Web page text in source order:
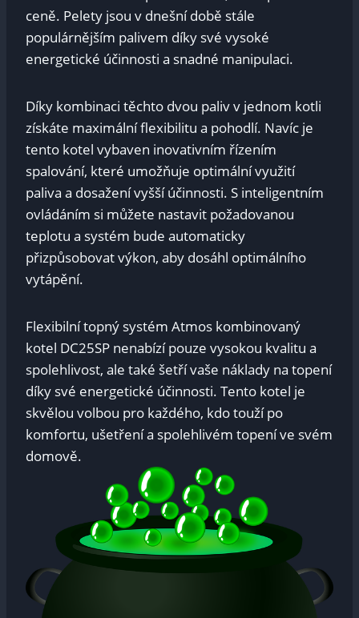
ceně. Pelety jsou v dnešní době stále
populárnějším palivem díky své vysoké
energetické účinnosti a snadné manipulaci.
Díky kombinaci těchto dvou paliv v jednom kotli
získáte maximální flexibilitu a pohodlí. Navíc je
tento kotel vybaven inovativním řízením
spalování, které umožňuje optimální využití
paliva a dosažení vyšší účinnosti. S inteligentním
ovládáním si můžete nastavit požadovanou
teplotu a systém bude automaticky
přizpůsobovat výkon, aby dosáhl optimálního
vytápění.
Flexibilní topný systém Atmos kombinovaný
kotel DC25SP nenabízí pouze vysokou kvalitu a
spolehlivost, ale také šetří vaše náklady na topení
díky své energetické účinnosti. Tento kotel je
skvělou volbou pro každého, kdo touží po
komfortu, ušetření a spolehlivém topení ve svém
domově.